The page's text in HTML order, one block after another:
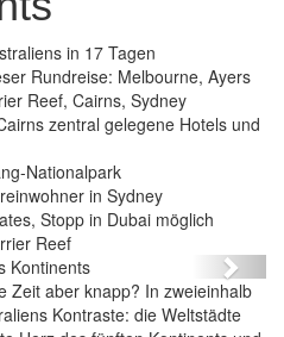
in 17 Tagen
Rundreise: Melbourne, Ayers
Reef, Cairns, Sydney
zentral gelegene Hotels und
Nationalpark
in Sydney
Stopp in Dubai möglich
Reef
des Kontinents
Next
Zeit aber knapp? In zweieinhalb
Kontraste: die Weltstädte